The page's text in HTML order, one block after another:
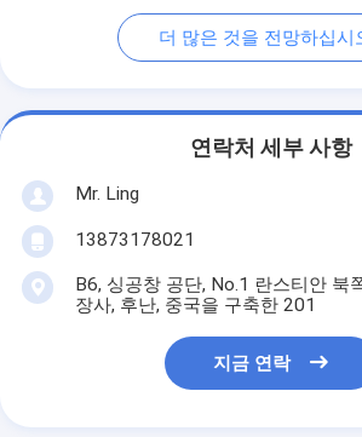
더 많은 것을 전망하십시
연락처 세부 사항
Mr. Ling
13873178021
B6, 싱공창 공단, No.1 란스티안 북
장사, 후난, 중국을 구축한 201
지금 연락